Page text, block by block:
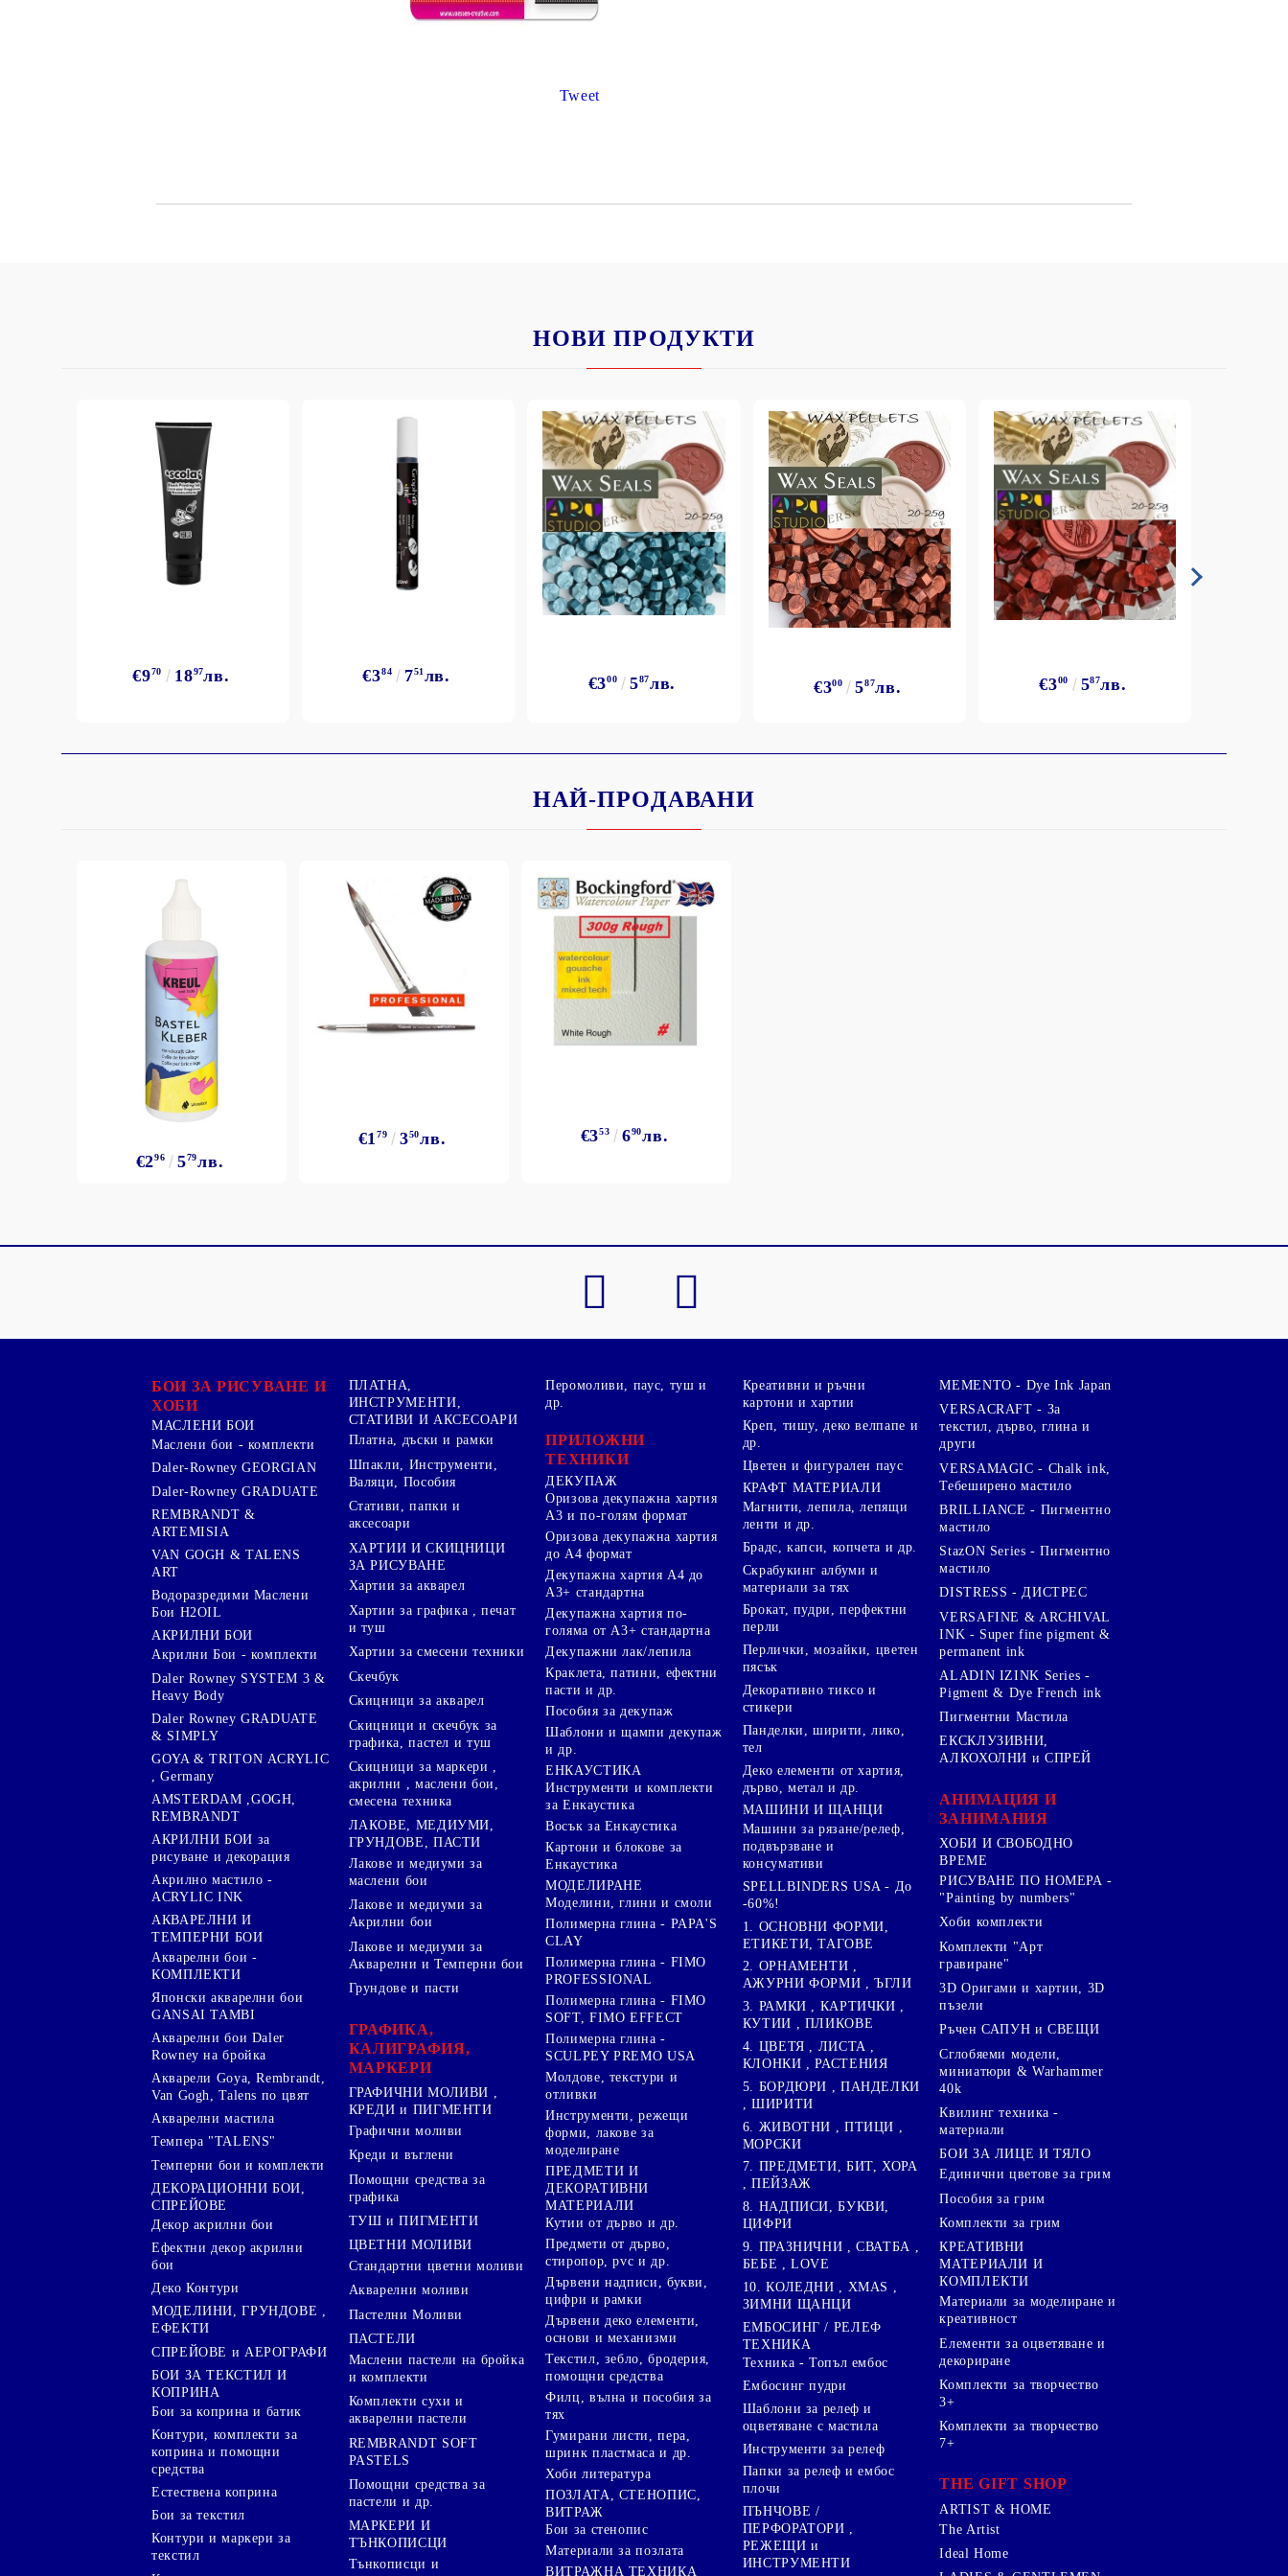
Моят профил
StazON Series - Пигментно мастило
DISTRESS - ДИСТРЕС
VERSAFINE & ARCHIVAL INK -
Super fine pigment & permanent ink
ALADIN IZINK Series - Pigment & Dye
Цветни и крафт картони / хартии
Цветен и фигурален паус
Tweet
НОВИ ПРОДУКТИ
€970 1897лв. €384 751лв. €300 587лв. €300 587лв. €300 587лв.
НАЙ-ПРОДАВАНИ
€296 579лв.
€179 350лв. €353 690лв.
БОИ ЗА РИСУВАНЕ И
ХОБИ
МАСЛЕНИ БОИ
Маслени бои - комплекти
Daler-Rowney GEORGIAN
Daler-Rowney GRADUATE
REMBRANDT &
ARTEMISIA
VAN GOGH & TALENS
ART
Водоразредими Маслени
Бои H2OIL
АКРИЛНИ БОИ
Акрилни Бои - комплекти
Daler Rowney SYSTEM 3 &
Heavy Body
Daler Rowney GRADUATE
& SIMPLY
GOYA & TRITON АCRYLIC
, Germany
AMSTERDAM ,GOGH,
REMBRANDT
АКРИЛНИ БОИ за
рисуване и декорация
Акрилно мастило -
ACRYLIC INK
АКВАРЕЛНИ И
ТЕМПЕРНИ БОИ
Акварелни бои -
КОМПЛЕКТИ
Японски акварелни бои
GANSAI TAMBI
Акварелни бои Daler
Rowney на бройка
Акварели Goya, Rembrandt,
Van Gogh, Talens по цвят
Акварелни мастила
Темпера "TALENS"
Темперни бои и комплекти
ДЕКОРАЦИОННИ БОИ,
СПРЕЙОВЕ
Декор акрилни бои
Ефектни декор акрилни
бои
Деко Контури
МОДЕЛИНИ, ГРУНДОВЕ ,
ЕФЕКТИ
СПРЕЙОВЕ и АЕРОГРАФИ
БОИ ЗА ТЕКСТИЛ И
КОПРИНА
Бои за коприна и батик
Контури, комплекти за
коприна и помощни
средства
Естествена коприна
Бои за текстил
Контури и маркери за
текстил
ПЛАТНА,
ИНСТРУМЕНТИ,
СТАТИВИ И АКСЕСОАРИ
Платна, дъски и рамки
Шпакли, Инструменти,
Валяци, Пособия
Стативи, папки и
аксесоари
ХАРТИИ И СКИЦНИЦИ
ЗА РИСУВАНЕ
Хартии за акварел
Хартии за графика , печат
и туш
Хартии за смесени техники
Скечбук
Скицници за акварел
Скицници и скечбук за
графика, пастел и туш
Скицници за маркери ,
акрилни , маслени бои,
смесена техника
ЛАКОВЕ, МЕДИУМИ,
ГРУНДОВЕ, ПАСТИ
Лакове и медиуми за
маслени бои
Лакове и медиуми за
Акрилни бои
Лакове и медиуми за
Акварелни и Темперни бои
Грундове и пасти
ГРАФИКА,
КАЛИГРАФИЯ,
МАРКЕРИ
ГРАФИЧНИ МОЛИВИ ,
КРЕДИ и ПИГМЕНТИ
Графични моливи
Креди и въглени
Помощни средства за
графика
ТУШ и ПИГМЕНТИ
ЦВЕТНИ МОЛИВИ
Стандартни цветни моливи
Акварелни моливи
Пастелни Моливи
ПАСТЕЛИ
Маслени пастели на бройка
и комплекти
Комплекти сухи и
акварелни пастели
REMBRANDT SOFT
PASTELS
Помощни средства за
пастели и др.
МАРКЕРИ И
ТЪНКОПИСЦИ
Тънкописци и
Перомоливи, паус, туш и
др.
ПРИЛОЖНИ
ТЕХНИКИ
ДЕКУПАЖ
Оризова декупажна хартия
А3 и по-голям формат
Оризова декупажна хартия
до А4 формат
Декупажна хартия А4 до
А3+ стандартна
Декупажна хартия по-
голяма от А3+ стандартна
Декупажни лак/лепила
Краклета, патини, ефектни
пасти и др.
Пособия за декупаж
Шаблони и щампи декупаж
и др.
ЕНКАУСТИКА
Инструменти и комплекти
за Енкаустика
Восък за Енкаустика
Картони и блокове за
Енкаустика
МОДЕЛИРАНЕ
Моделини, глини и смоли
Полимерна глина - PAPA'S
CLAY
Полимерна глина - FIMO
PROFESSIONAL
Полимерна глина - FIMO
SOFT, FIMO EFFECT
Полимерна глина -
SCULPEY PREMO USA
Молдове, текстури и
отливки
Инструменти, режещи
форми, лакове за
моделиране
ПРЕДМЕТИ И
ДЕКОРАТИВНИ
МАТЕРИАЛИ
Кутии от дърво и др.
Предмети от дърво,
стиропор, pvc и др.
Дървени надписи, букви,
цифри и рамки
Дървени деко елементи,
основи и механизми
Текстил, зебло, бродерия,
помощни средства
Филц, вълна и пособия за
тях
Гумирани листи, пера,
шринк пластмаса и др.
Хоби литература
ПОЗЛАТА, СТЕНОПИС,
ВИТРАЖ
Бои за стенопис
Материали за позлата
ВИТРАЖНА ТЕХНИКА
Креативни и ръчни
картони и хартии
Креп, тишу, деко велпапе и
др.
Цветен и фигурален паус
КРАФТ МАТЕРИАЛИ
Магнити, лепила, лепящи
ленти и др.
Брадс, капси, копчета и др.
Скрабукинг албуми и
материали за тях
Брокат, пудри, перфектни
перли
Перлички, мозайки, цветен
пясък
Декоративно тиксо и
стикери
Панделки, ширити, лико,
тел
Деко елементи от хартия,
дърво, метал и др.
МАШИНИ И ЩАНЦИ
Машини за рязане/релеф,
подвързване и
консумативи
SPELLBINDERS USA - До
-60%!
1. ОСНОВНИ ФОРМИ,
ЕТИКЕТИ, ТАГОВЕ
2. ОРНАМЕНТИ ,
АЖУРНИ ФОРМИ , ЪГЛИ
3. РАМКИ , КАРТИЧКИ ,
КУТИИ , ПЛИКОВЕ
4. ЦВЕТЯ , ЛИСТА ,
КЛОНКИ , РАСТЕНИЯ
5. БОРДЮРИ , ПАНДЕЛКИ
, ШИРИТИ
6. ЖИВОТНИ , ПТИЦИ ,
МОРСКИ
7. ПРЕДМЕТИ, БИТ, ХОРА
, ПЕЙЗАЖ
8. НАДПИСИ, БУКВИ,
ЦИФРИ
9. ПРАЗНИЧНИ , СВАТБА ,
БЕБЕ , LOVE
10. КОЛЕДНИ , XMAS ,
ЗИМНИ ЩАНЦИ
ЕМБОСИНГ / РЕЛЕФ
ТЕХНИКА
Техника - Топъл ембос
Ембосинг пудри
Шаблони за релеф и
оцветяване с мастила
Инструменти за релеф
Папки за релеф и ембос
плочи
ПЪНЧОВЕ /
ПЕРФОРАТОРИ ,
РЕЖЕЩИ и
ИНСТРУМЕНТИ
MEMENTO - Dye Ink Japan
VERSACRAFT - За
текстил, дърво, глина и
други
VERSAMAGIC - Chalk ink,
Тебеширено мастило
BRILLIANCE - Пигментно
мастило
StazON Series - Пигментно
мастило
DISTRESS - ДИСТРЕС
VERSAFINE & ARCHIVAL
INK - Super fine pigment &
permanent ink
ALADIN IZINK Series -
Pigment & Dye French ink
Пигментни Мастила
ЕКСКЛУЗИВНИ,
АЛКОХОЛНИ и СПРЕЙ
АНИМАЦИЯ И
ЗАНИМАНИЯ
ХОБИ И СВОБОДНО
ВРЕМЕ
РИСУВАНЕ ПО НОМЕРА -
"Painting by numbers"
Хоби комплекти
Комплекти "Арт
гравиране"
3D Оригами и хартии, 3D
пъзели
Ръчен САПУН и СВЕЩИ
Сглобяеми модели,
миниатюри & Warhammer
40k
Квилинг техника -
материали
БОИ ЗА ЛИЦЕ И ТЯЛО
Единични цветове за грим
Пособия за грим
Комплекти за грим
КРЕАТИВНИ
МАТЕРИАЛИ И
КОМПЛЕКТИ
Mатериали за моделиране и
креативност
Елементи за оцветяване и
декориране
Комплекти за творчество
3+
Комплекти за творчество
7+
THE GIFT SHOP
ARTIST & HOME
The Artist
Ideal Home